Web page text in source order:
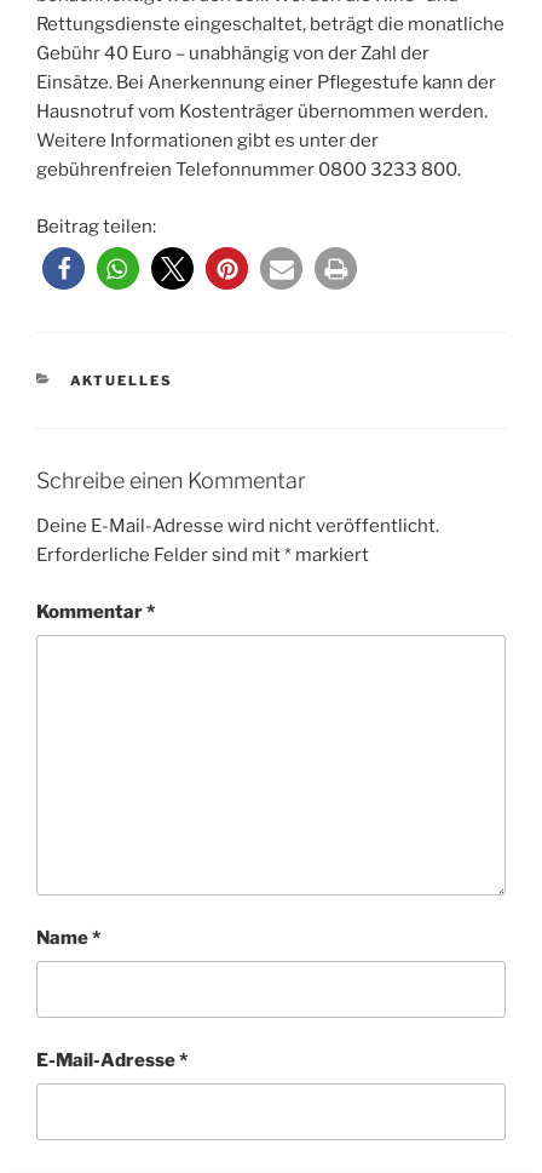
Rettungsdienste eingeschaltet, beträgt die monatliche
Gebühr 40 Euro – unabhängig von der Zahl der
Einsätze. Bei Anerkennung einer Pflegestufe kann der
Hausnotruf vom Kostenträger übernommen werden.
Weitere Informationen gibt es unter der
gebührenfreien Telefonnummer 0800 3233 800.
Beitrag teilen:
KATEGORIEN
AKTUELLES
Schreibe einen Kommentar
Deine E-Mail-Adresse wird nicht veröffentlicht.
Erforderliche Felder sind mit* markiert
Kommentar*
Name*
E-Mail-Adresse*